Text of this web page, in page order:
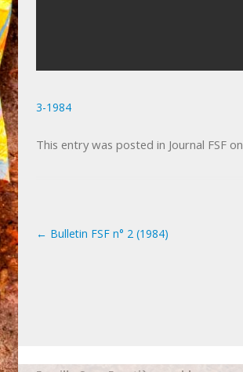
3-1984
This entry was posted in Journal FSFon
Post navigation
← Bulletin FSF n° 2 (1984)